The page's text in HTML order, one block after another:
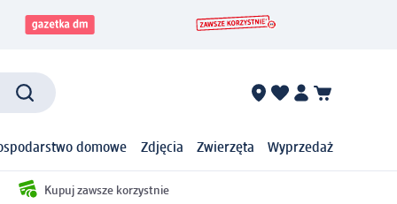
domowe Zdjęcia Zwierzęta Wyprzedaż
Kupuj zawsze korzystnie